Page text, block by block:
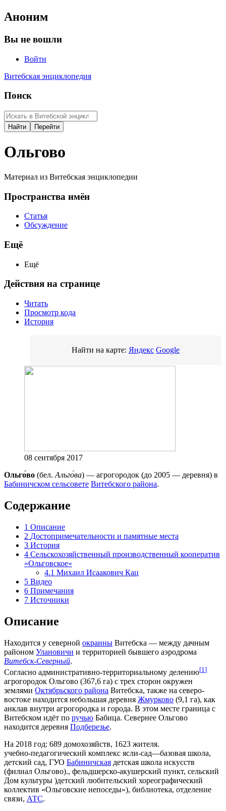
Аноним
Вы не вошли
Войти
Витебская энциклопедия
Поиск
Ольгово
Материал из Витебская энциклопедии
Пространства имён
Статья
Обсуждение
Ещё
Ещё
Действия на странице
Читать
Просмотр кода
История
Найти на карте: Яндекс Google
08 сентября 2017
Ольго́во (бел. Альго́ва) — агрогородок (до 2005 — деревня) в
Бабиничском сельсовете Витебского района.
Содержание
1 Описание
2 Достопримечательности и памятные места
3 История
4 Сельскохозяйственный производственный кооператив
«Ольговское»
4.1 Михаил Исаакович Кац
5 Видео
6 Примечания
7 Источники
Описание
Находится у северной окраины Витебска — между дачным
районом Улановичи и территорией бывшего аэродрома
Витебск-Северный.
Согласно административно-территориальному делению[1 ]
агрогородок Ольгово (367,6 га) с трех сторон окружен
землями Октябрьского района Витебска, также на северо-
востоке находится небольшая деревня Жмурково (9,1 га), как
анклав внутри агрогородка и города. В этом месте граница с
Витебском идёт по ручью Бабица. Севернее Ольгово
находится деревня Подберезье.
На 2018 год: 689 домохозяйств, 1623 жителя.
учебно-педагогический комплекс ясли-сад—базовая школа,
детский сад, ГУО Бабиничская детская школа искусств
(филиал Ольгово)., фельдшерско-акушерский пункт, сельский
Дом культуры )детский любительский хореографический
коллектив «Ольговские непоседы»), библиотека, отделение
связи, АТС.